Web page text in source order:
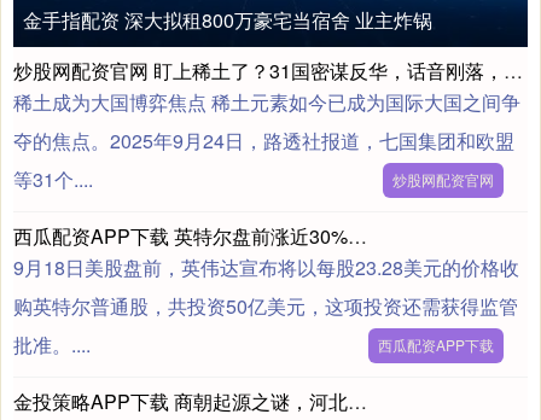
金手指配资 深大拟租800万豪宅当宿舍 业主炸锅
炒股网配资官网 盯上稀土了？31国密谋反华，话音刚落，中方断了美军命脉
稀土成为大国博弈焦点 稀土元素如今已成为国际大国之间争
夺的焦点。2025年9月24日，路透社报道，七国集团和欧盟
等31个....
炒股网配资官网
西瓜配资APP下载 英特尔盘前涨近30%！英伟达宣布50亿美元入股，合作定制芯片
9月18日美股盘前，英伟达宣布将以每股23.28美元的价格收
购英特尔普通股，共投资50亿美元，这项投资还需获得监管
批准。....
西瓜配资APP下载
金投策略APP下载 商朝起源之谜，河北考古揭开谜团，难怪甲骨文中的宋国在河北